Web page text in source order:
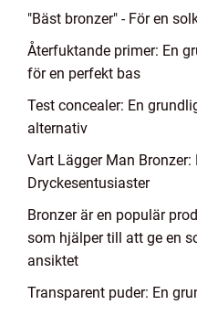
"Bäst bronzer" - För en
Återfuktande primer: En
för en perfekt bas
Test concealer: En
alternativ
Vart Lägger Man Bronzer:
Dryckesentusiaster
Bronzer är en populär
som hjälper till att ge en
ansiktet
Transparent puder: En